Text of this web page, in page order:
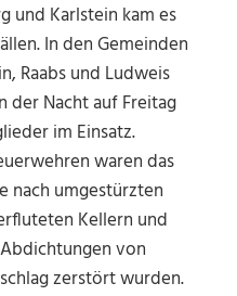
und Karlstein kam es
In den Gemeinden
Raabs und Ludweis
der Nacht auf Freitag
im Einsatz.
waren das
nach umgestürzten
Kellern und
von
zerstört wurden.